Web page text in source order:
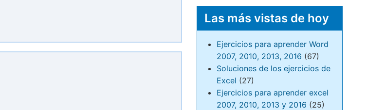
Las más vistas de hoy
Ejercicios para aprender Word
2007, 2010, 2013, 2016 (67)
Soluciones de los ejercicios de
Excel (27)
Ejercicios para aprender excel
2007, 2010, 2013 y 2016 (25)